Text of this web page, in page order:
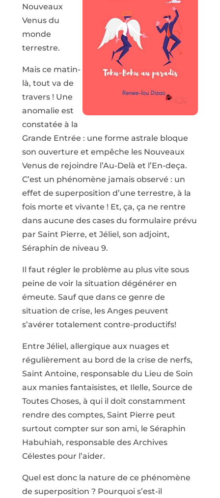
Nouveaux
Venus du
monde
terrestre.
Mais ce matin-
là, tout va de
travers ! Une
anomalie est
constatée à la
Grande Entrée : une forme astrale bloque
son ouverture et empêche les Nouveaux
Venus de rejoindre l’Au-Delà et l’En-deça.
C’est un phénomène jamais observé : un
effet de superposition d’une terrestre, à la
fois morte et vivante ! Et, ça, ça ne rentre
dans aucune des cases du formulaire prévu
par Saint Pierre, et Jéliel, son adjoint,
Séraphin de niveau 9.
Il faut régler le problème au plus vite sous
peine de voir la situation dégénérer en
émeute. Sauf que dans ce genre de
situation de crise, les Anges peuvent
s’avérer totalement contre-productifs!
Entre Jéliel, allergique aux nuages et
régulièrement au bord de la crise de nerfs,
Saint Antoine, responsable du Lieu de Soin
aux manies fantaisistes, et Ilelle, Source de
Toutes Choses, à qui il doit constamment
rendre des comptes, Saint Pierre peut
surtout compter sur son ami, le Séraphin
Habuhiah, responsable des Archives
Célestes pour l’aider.
Quel est donc la nature de ce phénomène
de superposition ? Pourquoi s’est-il